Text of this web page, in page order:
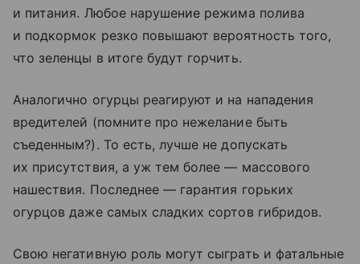
и питания. Любое нарушение режима полива
и подкормок резко повышают вероятность того,
что зеленцы в итоге будут горчить.
Аналогично огурцы реагируют и на нападения
вредителей (помните про нежелание быть
съеденным?). То есть, лучше не допускать
их присутствия, а уж тем более — массового
нашествия. Последнее — гарантия горьких
огурцов даже самых сладких сортов гибридов.
Свою негативную роль могут сыграть и фатальные